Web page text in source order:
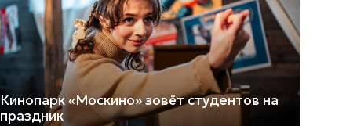
Кинопарк «Москино» зовёт студентов на
праздник